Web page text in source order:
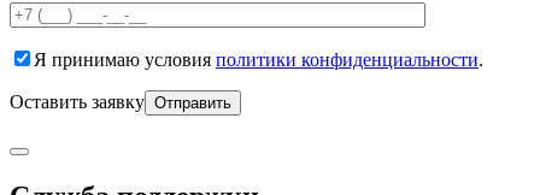
Я принимаю условия политики конфиденциальности.
Оставить заявку